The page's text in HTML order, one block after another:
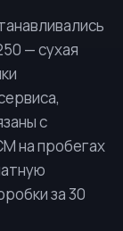
— сухая
с
на пробегах
за 30